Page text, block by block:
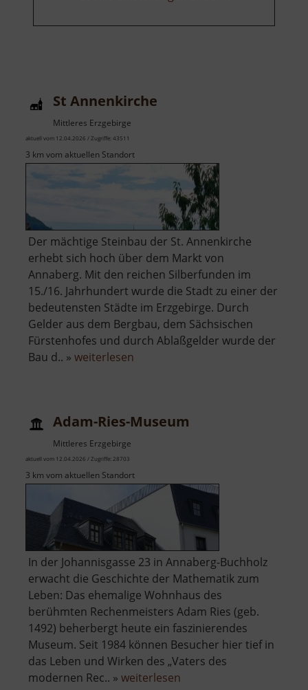
St Annenkirche
Mittleres Erzgebirge
aktuell vom 12.04.2026 / Zugriffe: 43511
3 km vom aktuellen Standort
Der mächtige Steinbau der St. Annenkirche
erhebt sich hoch über dem Markt von
Annaberg. Mit den reichen Silberfunden im
15./16. Jahrhundert wurde die Stadt zu einer der
bedeutensten Städte im Erzgebirge. Durch
Gelder aus dem Bergbau, dem Sächsischen
Fürstenhofes und durch Ablaßgelder wurde der
Bau d.. » weiterlesen
Adam-Ries-Museum
Mittleres Erzgebirge
aktuell vom 12.04.2026 / Zugriffe: 28703
3 km vom aktuellen Standort
In der Johannisgasse 23 in Annaberg-Buchholz
erwacht die Geschichte der Mathematik zum
Leben: Das ehemalige Wohnhaus des
berühmten Rechenmeisters Adam Ries (geb.
1492) beherbergt heute ein faszinierendes
Museum. Seit 1984 können Besucher hier tief in
das Leben und Wirken des „Vaters des
modernen Rec.. » weiterlesen